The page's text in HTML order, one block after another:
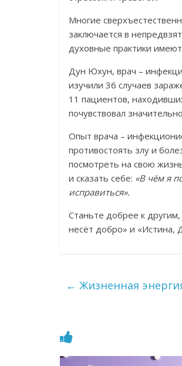
Многие
заключается в
духовные практики
Дун Юхун, врач –
изучили 36 случаев
11 пациентов,
почувствовал
Опыт врача –
противостоять злу и
посмотреть на свою
и сказать себе: «В чём я
исправиться».
Станьте добрее к
несёт добро» и
← Жизненная